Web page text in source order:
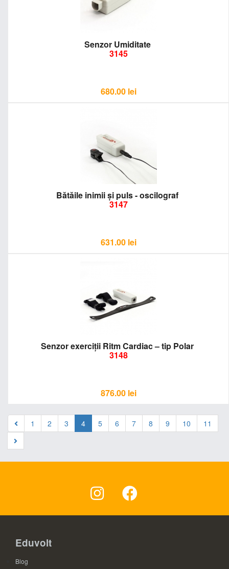
Senzor Umiditate
3145
680.00 lei
Bătăile inimii și puls - oscilograf
3147
631.00 lei
Senzor exerciții Ritm Cardiac – tip Polar
3148
876.00 lei
1 2 3 4 5 6 7 8 9 10 11
Eduvolt
Blog